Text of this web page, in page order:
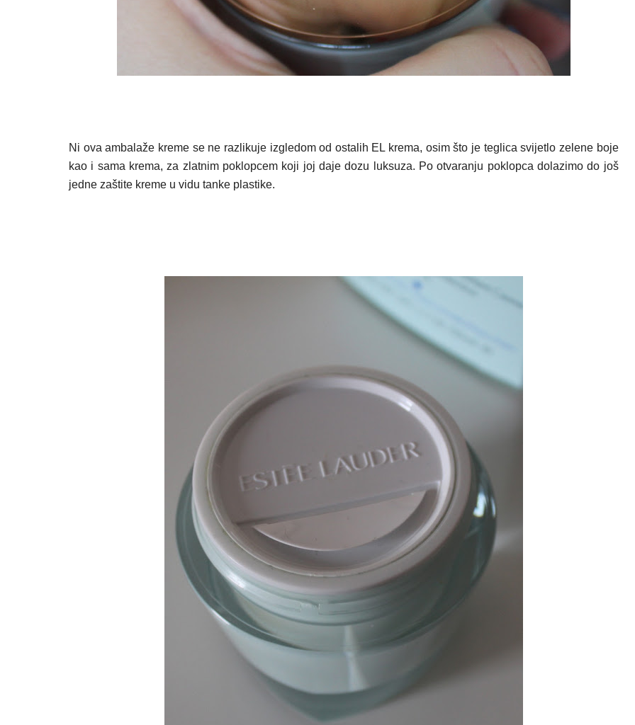
Ni ova ambalaže kreme se ne razlikuje izgledom od ostalih EL krema, osim što je teglica svijetlo zelene boje
kao i sama krema, za zlatnim poklopcem koji joj daje dozu luksuza. Po otvaranju poklopca dolazimo do još
jedne zaštite kreme u vidu tanke plastike.